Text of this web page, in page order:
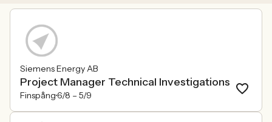
Siemens Energy AB
Project Manager Technical Investigations
Finspång6/8 – 5/9